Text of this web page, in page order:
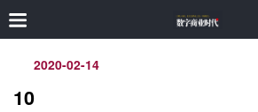
2020-02-14
10